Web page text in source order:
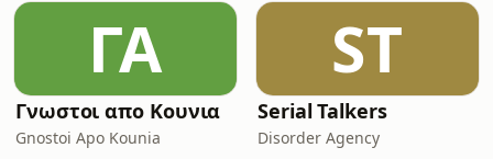
ΓΑ
Γνωστοι απο Κουνια
Gnostoi Apo Kounia
ST
Serial Talkers
Disorder Agency